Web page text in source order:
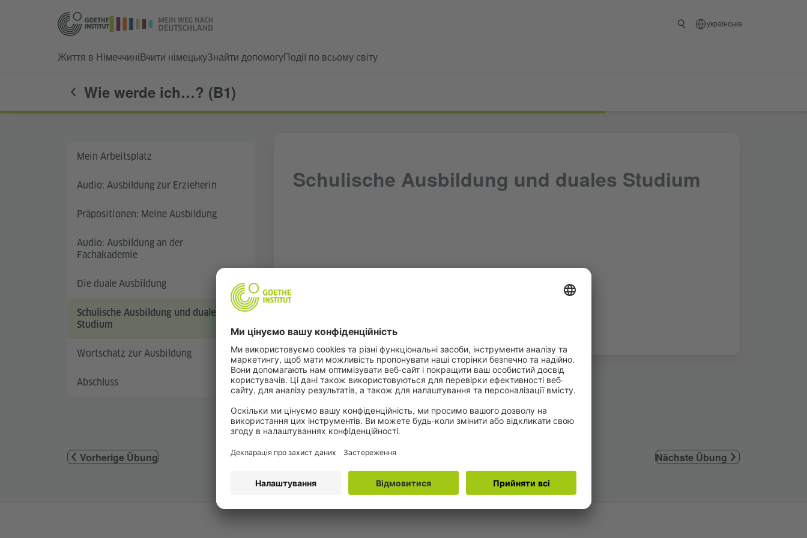
українська
Життя в НімеччиніВчити німецькуЗнайти допомогуПодії по всьому світу
Wie werde ich…? (B1)
Mein Arbeitsplatz
Audio: Ausbildung zur Erzieherin
Präpositionen: Meine Ausbildung
Audio: Ausbildung an der
Fachakademie
Die duale Ausbildung
Schulische Ausbildung und duales
Studium
Wortschatz zur Ausbildung
Abschluss
Schulische Ausbildung und duales Studium
Vorherige Übung Nächste Übung